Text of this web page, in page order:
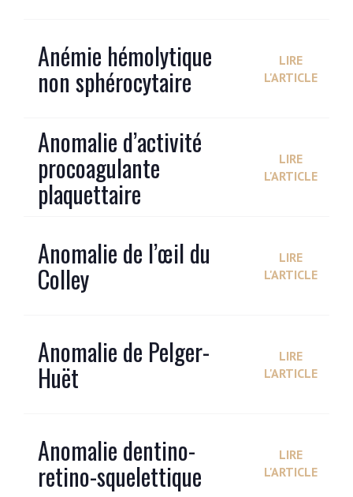
Anémie hémolytique
non sphérocytaire
LIRE
L'ARTICLE
Anomalie d’activité
procoagulante
plaquettaire
LIRE
L'ARTICLE
Anomalie de l’œil du
Colley
LIRE
L'ARTICLE
Anomalie de Pelger-
Huët
LIRE
L'ARTICLE
Anomalie dentino-
retino-squelettique
LIRE
L'ARTICLE